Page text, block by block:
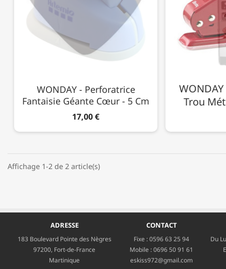
WONDAY - Perforatrice
Fantaisie Géante Cœur - 5 Cm
17,00 €
Trou
Affichage 1-2 de 2 article(s)
ADRESSE
183 Boulevard Pointe des Nègres
97200, Fort-de-France
Martinique
CONTACT
Fixe :0596 63 25 94
Mobile :0696 50 91 61
eskiss972@gmail.com
Du